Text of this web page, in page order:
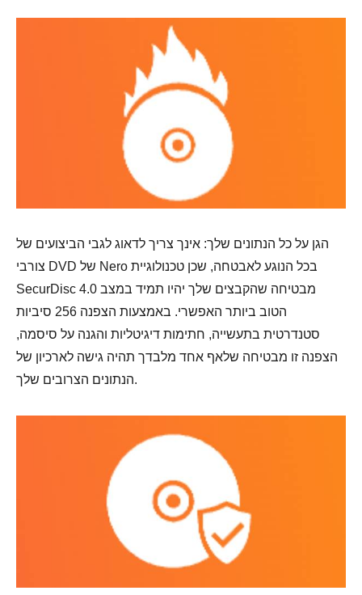
הגן על כל הנתונים שלך: אינך צריך לדאוג לגבי הביצועים של
צורבי DVD של Nero בכל הנוגע לאבטחה, שכן טכנולוגיית
SecurDisc 4.0 מבטיחה שהקבצים שלך יהיו תמיד במצב
הטוב ביותר האפשרי. באמצעות הצפנה 256 סיביות
סטנדרטית בתעשייה, חתימות דיגיטליות והגנה על סיסמה,
הצפנה זו מבטיחה שלאף אחד מלבדך תהיה גישה לארכיון של
הנתונים הצרובים שלך.